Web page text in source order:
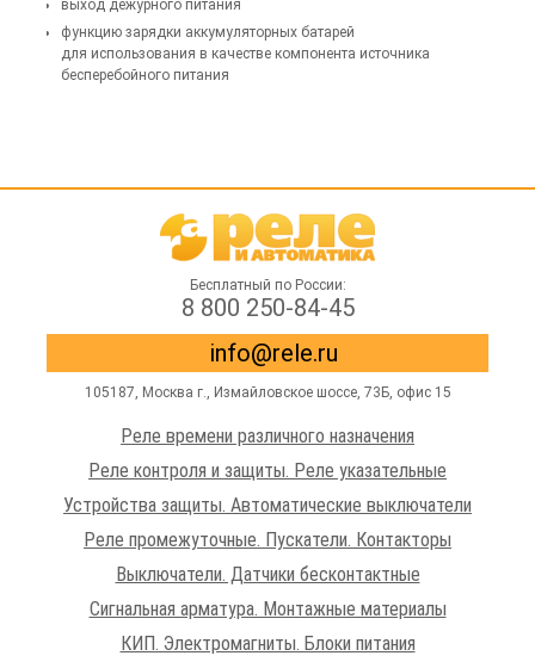
выход дежурного питания
функцию зарядки аккумуляторных батарей
для использования в качестве компонента источника
бесперебойного питания
Бесплатный по России:
8 800 250-84-45
info@rele.ru
105187, Москва г., Измайловское шоссе, 73Б, офис 15
Реле времени различного назначения
Реле контроля и защиты. Реле указательные
Устройства защиты. Автоматические выключатели
Реле промежуточные. Пускатели. Контакторы
Выключатели. Датчики бесконтактные
Сигнальная арматура. Монтажные материалы
КИП. Электромагниты. Блоки питания